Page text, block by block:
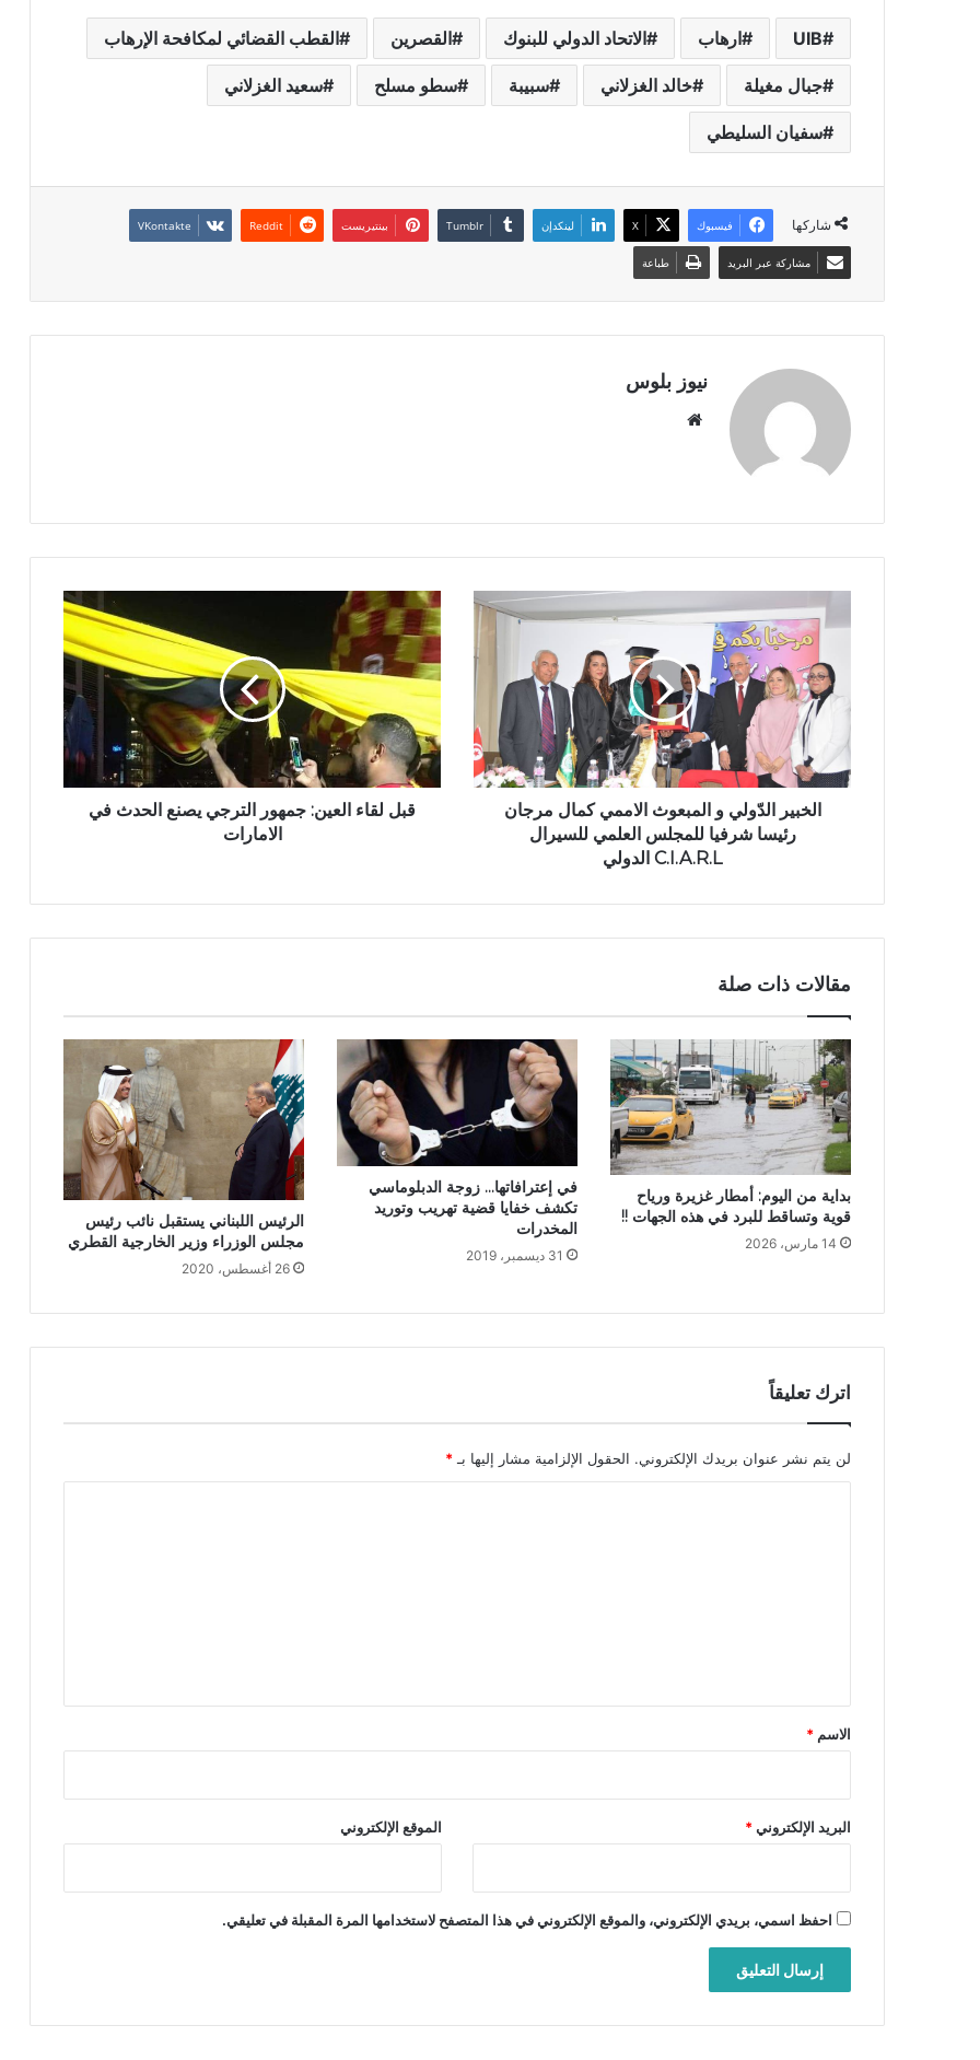
UIB ارهاب الاتحاد الدولي للبنوك القصرين القطب القضائي لمكافحة الإرهاب
جبال مغيلة خالد الغزلاني سبيبة سطو مسلح سعيد الغزلاني
سفيان السليطي
شاركها فيسبوك X لينكدإن بينتيريست
مشاركة عبر البريد طباعة
نيوز بلوس
الخبير الدّولي و المبعوث الاممي كمال مرجان
رئيسا شرفيا للمجلس العلمي للسيرال
C.I.A.R.L الدولي
قبل لقاء العين: جمهور الترجي يصنع الحدث في
الامارات
مقالات ذات صلة
بداية من اليوم: أمطار غزيرة ورياح
قوية وتساقط للبرد في هذه الجهات !!
14 مارس، 2026
في إعترافاتها… زوجة الدبلوماسي
تكشف خفايا قضية تهريب وتوريد
المخدرات
31 ديسمبر، 2019
الرئيس اللبناني يستقبل نائب رئيس
مجلس الوزراء وزير الخارجية القطري
26 أغسطس، 2020
اترك تعليقاً
لن يتم نشر عنوان بريدك الإلكتروني. الحقول الإلزامية مشار إليها بـ *
*
الاسم *
البريد الإلكتروني* الموقع الإلكتروني
احفظ اسمي، بريدي الإلكتروني، والموقع الإلكتروني في هذا المتصفح لاستخدامها المرة المقبلة في تعليقي.